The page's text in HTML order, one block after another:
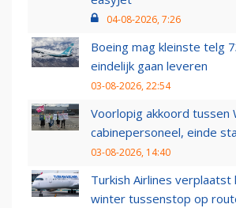
04-08-2026, 7:26
Boeing mag kleinste telg
eindelijk gaan leveren
03-08-2026, 22:54
Voorlopig akkoord tussen
cabinepersoneel, einde
03-08-2026, 14:40
Turkish Airlines verplaatst
winter tussenstop op